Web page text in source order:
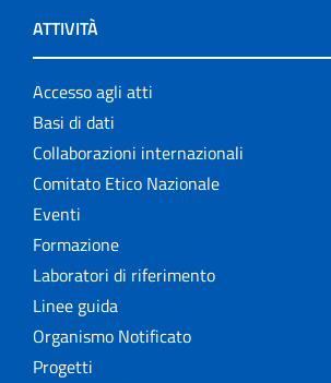
ATTIVITÀ
Accesso agli atti
Basi di dati
Collaborazioni internazionali
Comitato Etico Nazionale
Eventi
Formazione
Laboratori di riferimento
Linee guida
Organismo Notificato
Progetti